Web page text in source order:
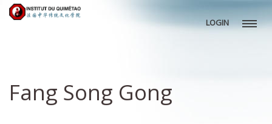
LOGIN
Fang Song Gong